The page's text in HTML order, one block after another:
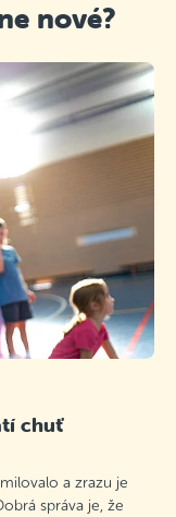
nové?
chuť
a zrazu je
správa je, že